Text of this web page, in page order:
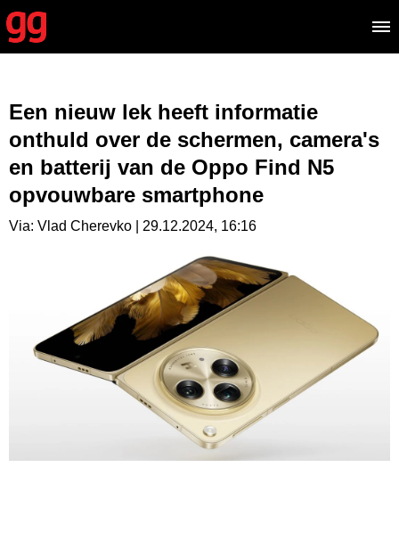
Een nieuw lek heeft informatie
onthuld over de schermen, camera's
en batterij van de Oppo Find N5
opvouwbare smartphone
Via: Vlad Cherevko | 29.12.2024, 16:16